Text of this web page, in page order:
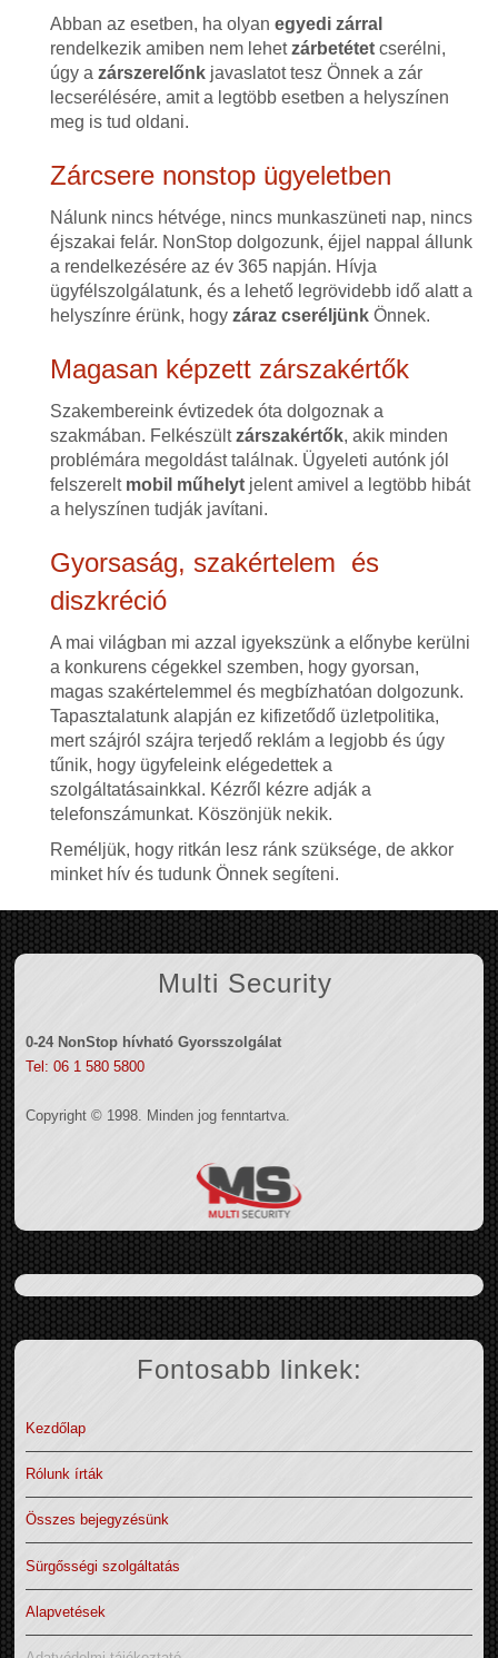
Abban az esetben, ha olyan egyedi zárral
rendelkezik amiben nem lehetzárbetétetcserélni,
úgy a zárszerelőnkjavaslatot tesz Önnek a zár
lecserélésére, amit a legtöbb esetben a helyszínen
meg is tud oldani.
Zárcsere nonstop ügyeletben
Nálunk nincs hétvége, nincs munkaszüneti nap, nincs
éjszakai felár. NonStop dolgozunk, éjjel nappal állunk
a rendelkezésére az év 365 napján. Hívja
ügyfélszolgálatunk, és a lehető legrövidebb idő alatt a
helyszínre érünk, hogy záraz cseréljünkÖnnek.
Magasan képzett zárszakértők
Szakembereink évtizedek óta dolgoznak a
szakmában. Felkészültzárszakértők, akik minden
problémára megoldást találnak. Ügyeleti autónk jól
felszerelt mobil műhelytjelent amivel a legtöbb hibát
a helyszínen tudják javítani.
Gyorsaság, szakértelem és
diszkréció
A mai világban mi azzal igyekszünk a előnybe kerülni
a konkurens cégekkel szemben, hogy gyorsan,
magas szakértelemmel és megbízhatóan dolgozunk.
Tapasztalatunk alapján ez kifizetődő üzletpolitika,
mert szájról szájra terjedő reklám a legjobb és úgy
tűnik, hogy ügyfeleink elégedettek a
szolgáltatásainkkal. Kézről kézre adják a
telefonszámunkat. Köszönjük nekik.
Reméljük, hogy ritkán lesz ránk szüksége, de akkor
minket hív és tudunk Önnek segíteni.
Multi Security
0-24 NonStop hívható Gyorsszolgálat
Tel: 06 1 580 5800
Copyright © 1998. Minden jog fenntartva.
Fontosabb linkek:
Kezdőlap
Rólunk írták
Összes bejegyzésünk
Sürgősségi szolgáltatás
Alapvetések